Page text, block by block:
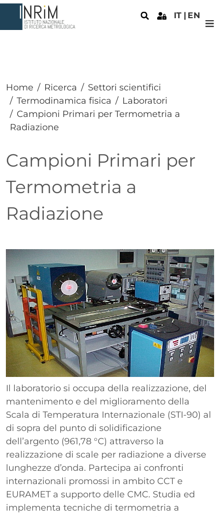
Salta al contenuto principale
IT EN
Home Ricerca
Settori scientifici
Termodinamica fisica
Laboratori
Campioni Primari per Termometria a
Radiazione
Campioni Primari per
Termometria a
Radiazione
Paragrafo
Immagine
Il laboratorio si occupa della realizzazione, del
mantenimento e del miglioramento della
Scala di Temperatura Internazionale (STI-90) al
di sopra del punto di solidificazione
dell’argento (961,78 °C) attraverso la
realizzazione di scale per radiazione a diverse
lunghezze d’onda. Partecipa ai confronti
internazionali promossi in ambito CCT e
EURAMET a supporto delle CMC. Studia ed
implementa tecniche di termometria a